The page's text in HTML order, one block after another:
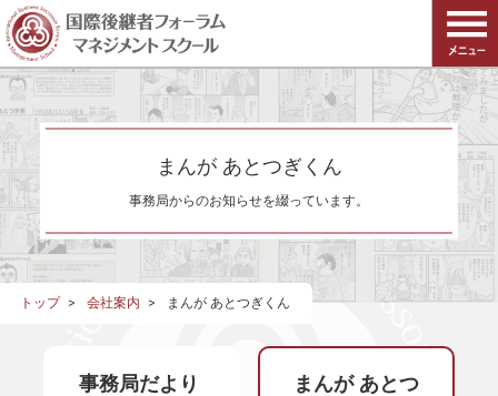
まんが あとつぎくん
事務局からのお知らせを綴っています。
トップ 会社案内 まんが あとつぎくん
事務局だより
まんが あとつ